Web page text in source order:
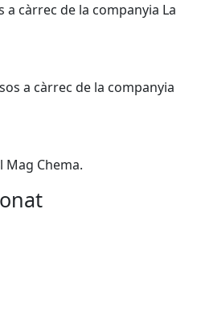
a càrrec de la companyia La
a càrrec de la companyia
Mag Chema.